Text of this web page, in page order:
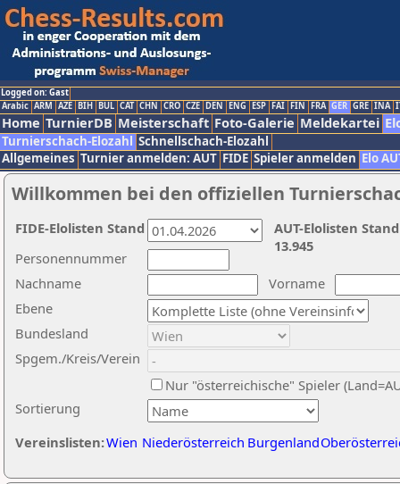
Logged on: Gast
Arabic ARM AZE BIH BUL CAT CHN CRO CZE DEN ENG ESP FAI FIN FRA GER GRE INA
Home TurnierDB Meisterschaft Foto-Galerie Meldekartei
Turnierschach-Elozahl Schnellschach-Elozahl
Allgemeines Turnier anmelden: AUT FIDE Spieler anmelden Elo
Willkommen bei den offiziellen
Nachname
Vorname
Ebene
Sortierung
Personennummer
Bundesland
Spgem./Kreis/Verein
Nur "österreichische" Spieler
Vereinslisten:Wien Niederösterreich Burgenland
AUT-Elolisten
13.945
FIDE-Elolisten Stand